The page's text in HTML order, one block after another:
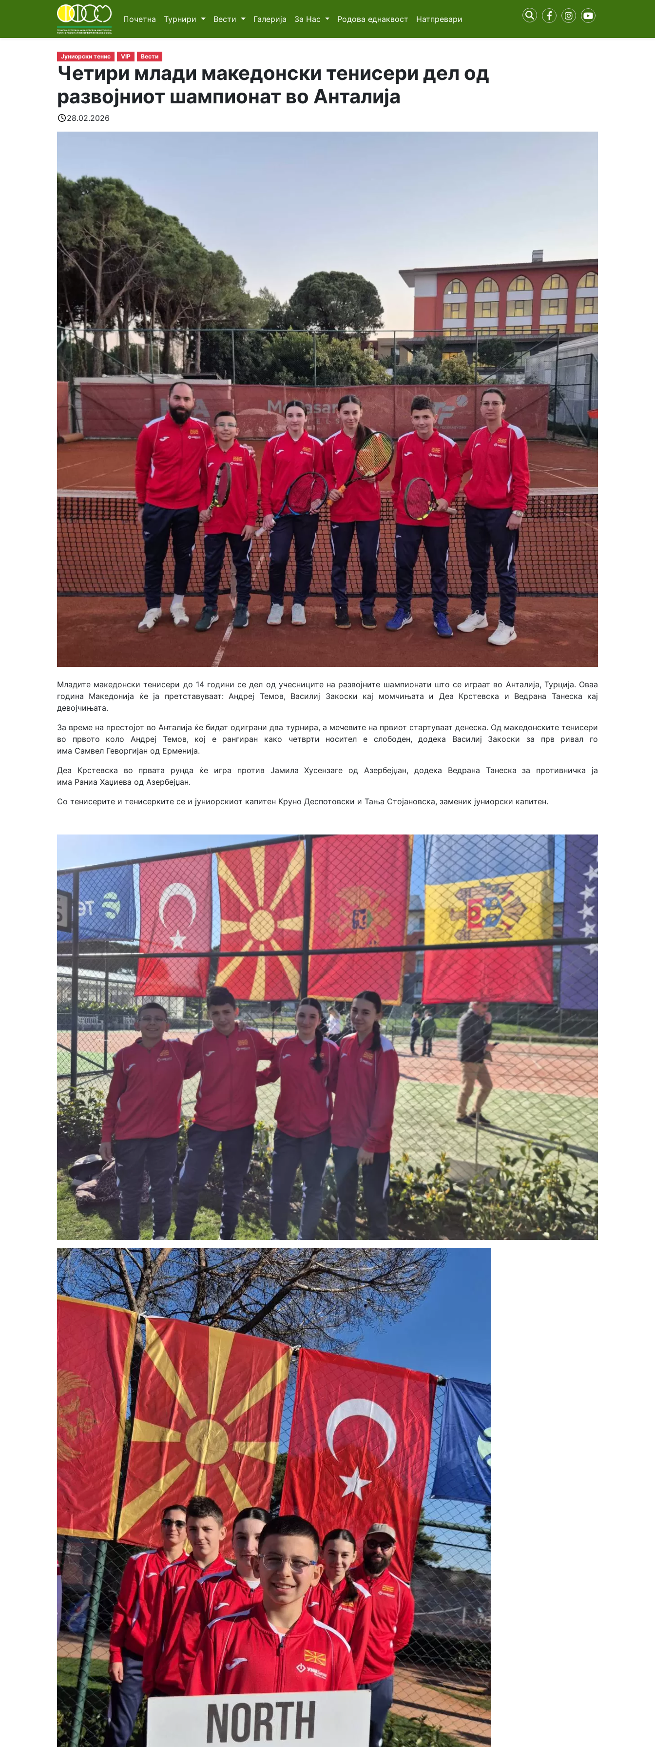
Почетна Турнири Вести Галерија За Нас Родова еднаквост Натпревари
Јуниорски тенис VIP Вести
Четири млади македонски тенисери дел од
развојниот шампионат во Анталија
28.02.2026
Младите македонски тенисери до 14 години се дел од учесниците на развојните шампионати што се играат во Анталија, Турција. Оваа
година Македонија ќе ја претставуваат: Андреј Темов, Василиј Закоски кај момчињата и Деа Крстевска и Ведрана Танеска кај
девојчињата.
За време на престојот во Анталија ќе бидат одиграни два турнира, а мечевите на првиот стартуваат денеска. Од македонските тенисери
во првото коло Андреј Темов, кој е рангиран како четврти носител е слободен, додека Василиј Закоски за прв ривал го
има Самвел Геворгијан од Ерменија.
Деа Крстевска во првата рунда ќе игра против Јамила Хусензаге од Азербејџан, додека Ведрана Танеска за противничка ја
има Раниа Хаџиева од Азербејџан.
Со тенисерите и тенисерките се и јуниорскиот капитен Круно Деспотовски и Тања Стојановска, заменик јуниорски капитен.